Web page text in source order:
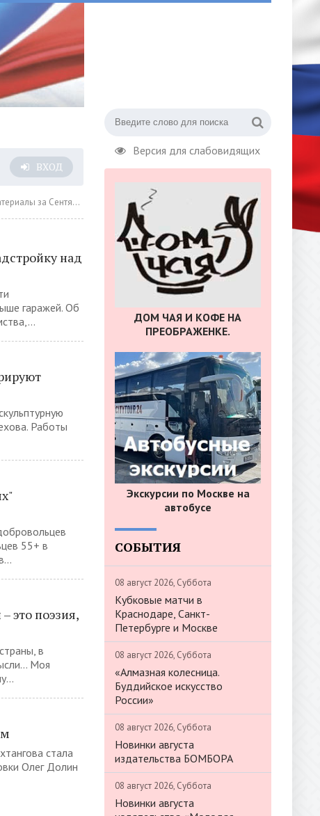
Версия для слабовидящих
ВХОД
за Сентябрь 2023 года » Страница 4
над
гаражей. Об
Работы
55+ в
это поэзия,
в
Моя
стала
Олег Долин
ДОМ ЧАЯ И КОФЕ НА
ПРЕОБРАЖЕНКЕ.
Экскурсии по Москве на
автобусе
СОБЫТИЯ
08 август 2026, Суббота
Кубковые матчи в
Краснодаре, Санкт-
Петербурге и Москве
08 август 2026, Суббота
«Алмазная колесница.
Буддийское искусство
России»
08 август 2026, Суббота
Новинки августа
издательства БОМБОРА
08 август 2026, Суббота
Новинки августа